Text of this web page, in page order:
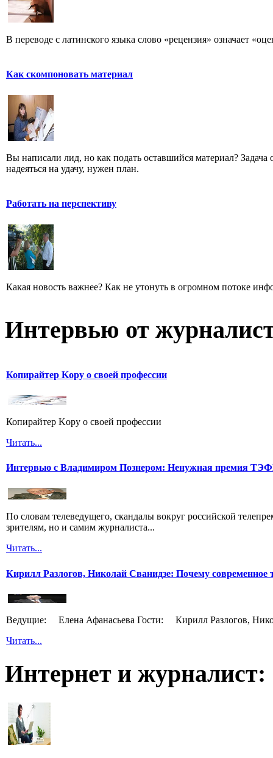
В переводе с латинского языка слово «рецензия» означает
Как скомпоновать материал
Вы написали лид, но как подать оставшийся материал? Задача
надеяться на удачу, нужен план.
Работать на перспективу
Какая новость важнее? Как не утонуть в огромном потоке
Интервью от
Копирайтер Kopy о своей профессии
Копирайтер Kopy о своей профессии
Читать...
Интервью с Владимиром Познером: Ненужная премия
По словам телеведущего, скандалы вокруг российской
зрителям, но и самим журналиста...
Читать...
Кирилл Разлогов, Николай Сванидзе: Почему современное
Ведущие: Елена Афанасьева Гости: Кирилл Разлогов,
Читать...
Интернет и журналист: